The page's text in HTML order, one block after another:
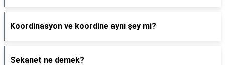
Koordinasyon ve koordine aynı şey mi?
Sekanet ne demek?